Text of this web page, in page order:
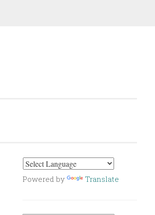
Powered by Translate